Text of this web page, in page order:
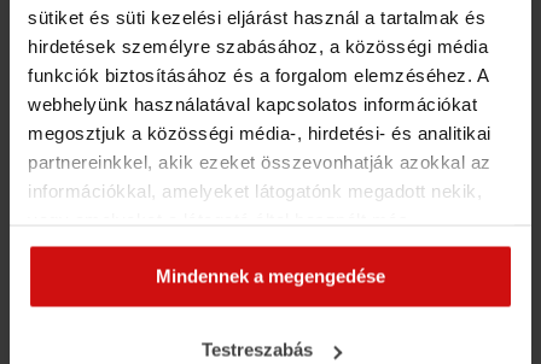
sütiket és süti kezelési eljárást használ a tartalmak és
hirdetések személyre szabásához, a közösségi média
funkciók biztosításához és a forgalom elemzéséhez. A
webhelyünk használatával kapcsolatos információkat
megosztjuk a közösségi média-, hirdetési- és analitikai
partnereinkkel, akik ezeket összevonhatják azokkal az
információkkal, amelyeket látogatónk megadott nekik,
szolgáltatásokból gyűjtöttek. Elfogadásával segíti a
munkánkat és nagyobb felhasználói élményt
biztosíthatunk mi is látogatóinknak.
Mindennek a megengedése
Testreszabás
Részletek: aFizetési lehetőségek aloldalon